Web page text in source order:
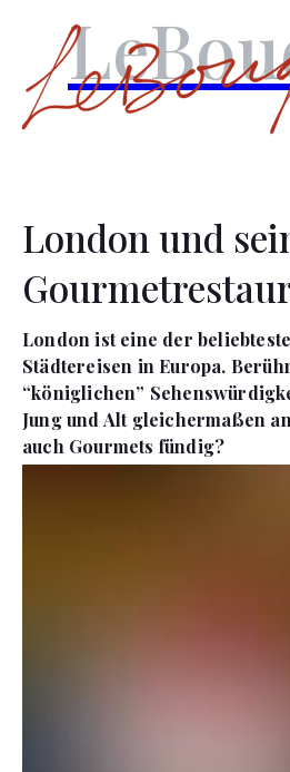
London und
London ist eine der
Städtereisen in Europa.
“königlichen”
Jung und Alt gleichermaßen
auch Gourmets fündig?